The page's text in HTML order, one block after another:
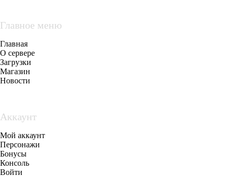
Главное меню
Главная
О сервере
Загрузки
Магазин
Новости
Аккаунт
Мой аккаунт
Персонажи
Бонусы
Консоль
Войти